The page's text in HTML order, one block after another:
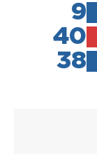
9
40
38